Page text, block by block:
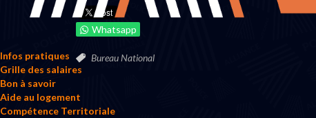
Infos pratiques
Grille des salaires
Bon à savoir
Aide au logement
Compétence Territoriale
Whatsapp
Bureau National